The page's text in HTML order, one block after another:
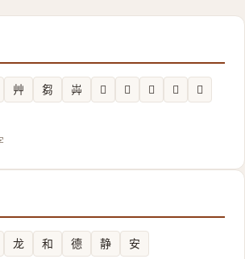
艸 芻 芔 𮒞 𦬧 𮓎 𡴑
𮑮
龙 和 德 静 安